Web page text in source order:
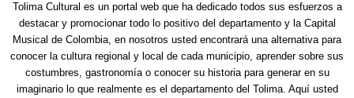
Tolima Cultural es un portal web que ha dedicado todos sus esfuerzos a
destacar y promocionar todo lo positivo del departamento y la Capital
Musical de Colombia, en nosotros usted encontrará una alternativa para
conocer la cultura regional y local de cada municipio, aprender sobre sus
costumbres, gastronomía o conocer su historia para generar en su
imaginario lo que realmente es el departamento del Tolima. Aquí usted